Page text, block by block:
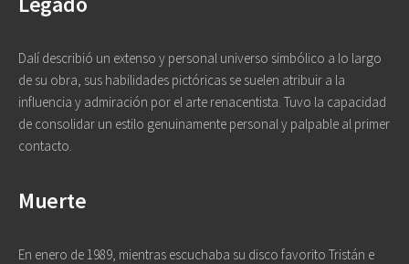
Dalí describió un extenso y personal universo simbólico a lo largo
de su obra, sus habilidades pictóricas se suelen atribuir a la
influencia y admiración por el arte renacentista. Tuvo la capacidad
de consolidar un estilo genuinamente personal y palpable al primer
contacto.
Muerte
En enero de 1989, mientras escuchaba su disco favorito Tristán e